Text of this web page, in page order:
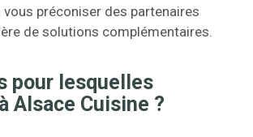
préconiser des partenaires
de solutions complémentaires.
pour lesquelles
Alsace Cuisine ?